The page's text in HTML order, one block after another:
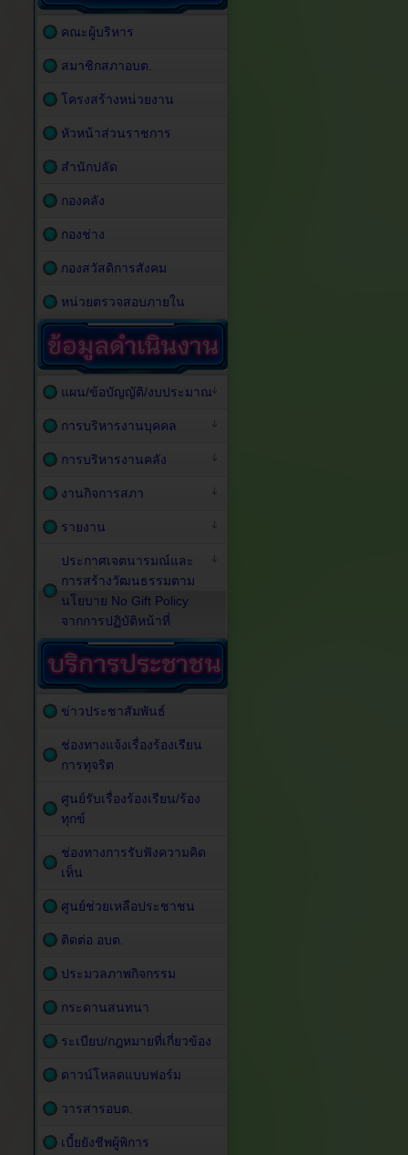
คณะผู้บริหาร
สมาชิกสภาอบต.
โครงสร้างหน่วยงาน
หัวหน้าส่วนราชการ
สำนักปลัด
กองคลัง
กองช่าง
กองสวัสดิการสังคม
หน่วยตรวจสอบภายใน
แผน/ข้อบัญญัติ/งบประมาณ
การบริหารงานบุคคล
การบริหารงานคลัง
งานกิจการสภา
รายงาน
ประกาศเจตนารมณ์และ
การสร้างวัฒนธรรมตาม
นโยบาย No Gift Policy
จากการปฏิบัติหน้าที่
ข่าวประชาสัมพันธ์
ช่องทางแจ้งเรื่องร้องเรียน
การทุจริต
ศูนย์รับเรื่องร้องเรียน/ร้อง
ทุกข์
ช่องทางการรับฟังความคิด
เห็น
ศูนย์ช่วยเหลือประชาชน
ติดต่อ อบต.
ประมวลภาพกิจกรรม
กระดานสนทนา
ระเบียบ/กฎหมายที่เกี่ยวข้อง
ดาวน์โหลดแบบฟอร์ม
วารสารอบต.
เบี้ยยังชีพผู้พิการ